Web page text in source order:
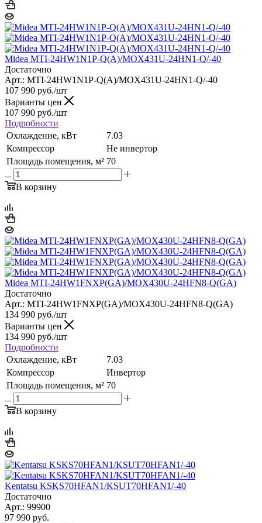
Midea MTI-24HW1N1P-Q(A)/MOX431U-24HN1-Q/-40
Достаточно
Арт.: MTI-24HW1N1P-Q(A)/MOX431U-24HN1-Q/-40
107 990 руб./шт
Варианты цен
107 990 руб./шт
Подробности
Охлаждение, кВт
7.03
Компрессор
Не инвертор
Площадь помещения, м² 70
В корзину
Midea MTI-24HW1FNXP(GA)/MOX430U-24HFN8-Q(GA)
Достаточно
Арт.: MTI-24HW1FNXP(GA)/MOX430U-24HFN8-Q(GA)
134 990 руб./шт
Варианты цен
134 990 руб./шт
Подробности
Охлаждение, кВт
7.03
Компрессор
Инвертор
Площадь помещения, м² 70
В корзину
Kentatsu KSKS70HFAN1/KSUT70HFAN1/-40
Достаточно
Арт.: 99900
97 990 руб.